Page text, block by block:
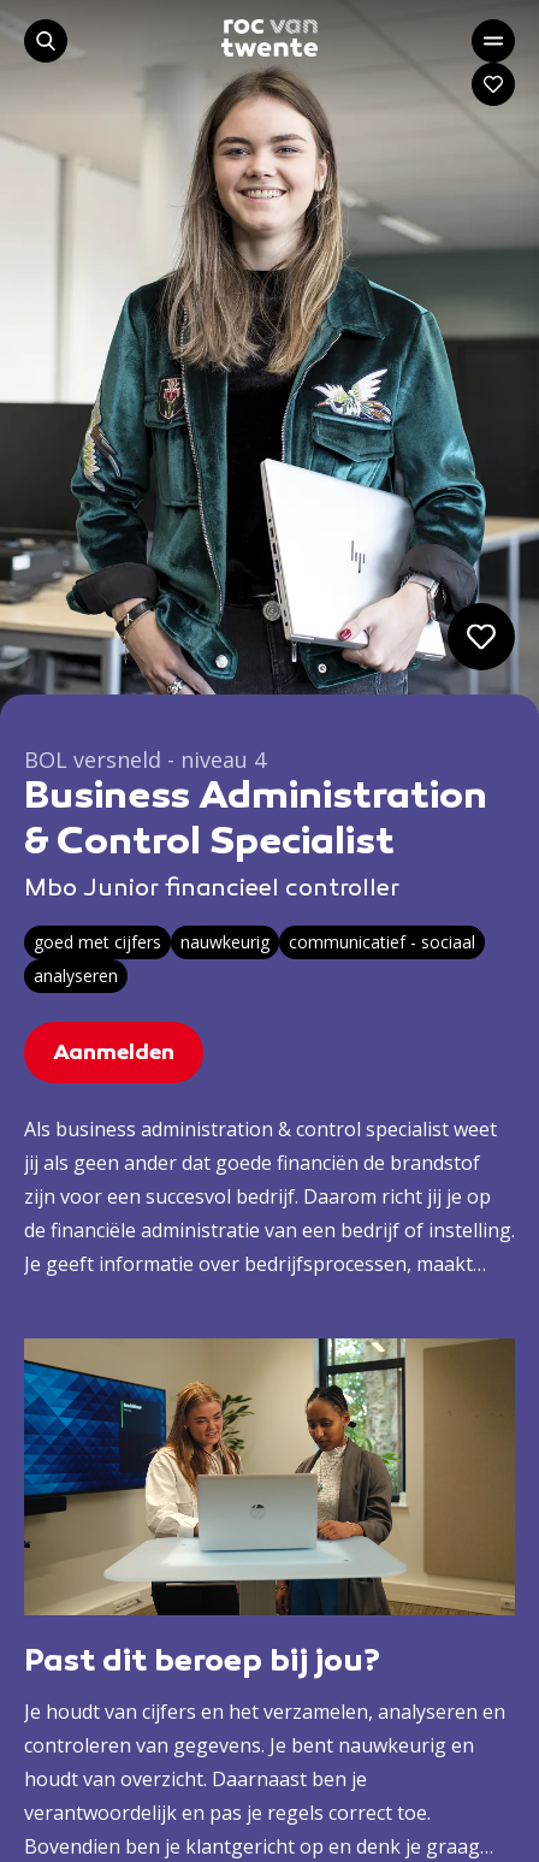
BOL versneld - niveau 4
Business Administration
& Control Specialist
Mbo Junior financieel controller
goed met cijfers nauwkeurig
communicatief - sociaal
analyseren
Aanmelden
Als business administration & control specialist weet
jij als geen ander dat goede financiën de brandstof
zijn voor een succesvol bedrijf. Daarom richt jij je op
de financiële administratie van een bedrijf of instelling.
Je geeft informatie over bedrijfsprocessen, maakt
geldstromen op orde zijn. Zo draag je bij aan betere
bedrijfsvoering, haal je meer uit mensen en middelen
en help je jouw organisatie belangrijke kansen
pakken.
Past dit beroep bij jou?
Je houdt van cijfers en het verzamelen, analyseren en
controleren van gegevens. Je bent nauwkeurig en
houdt van overzicht. Daarnaast ben je
verantwoordelijk en pas je regels correct toe.
Bovendien ben je klantgericht op en denk je graag